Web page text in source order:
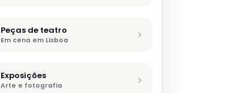
Peças de teatro
Em cena em Lisboa
Exposições
Arte e fotografia